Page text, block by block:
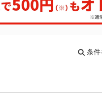
条件